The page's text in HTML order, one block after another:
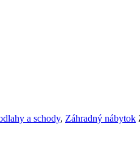
a schody, Záhradný nábytok